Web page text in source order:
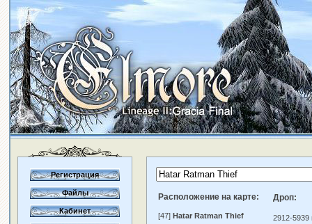
Регистрация
Файлы
Кабинет
Расположение на карте:
[47] Hatar Ratman Thief
Дроп:
2912-